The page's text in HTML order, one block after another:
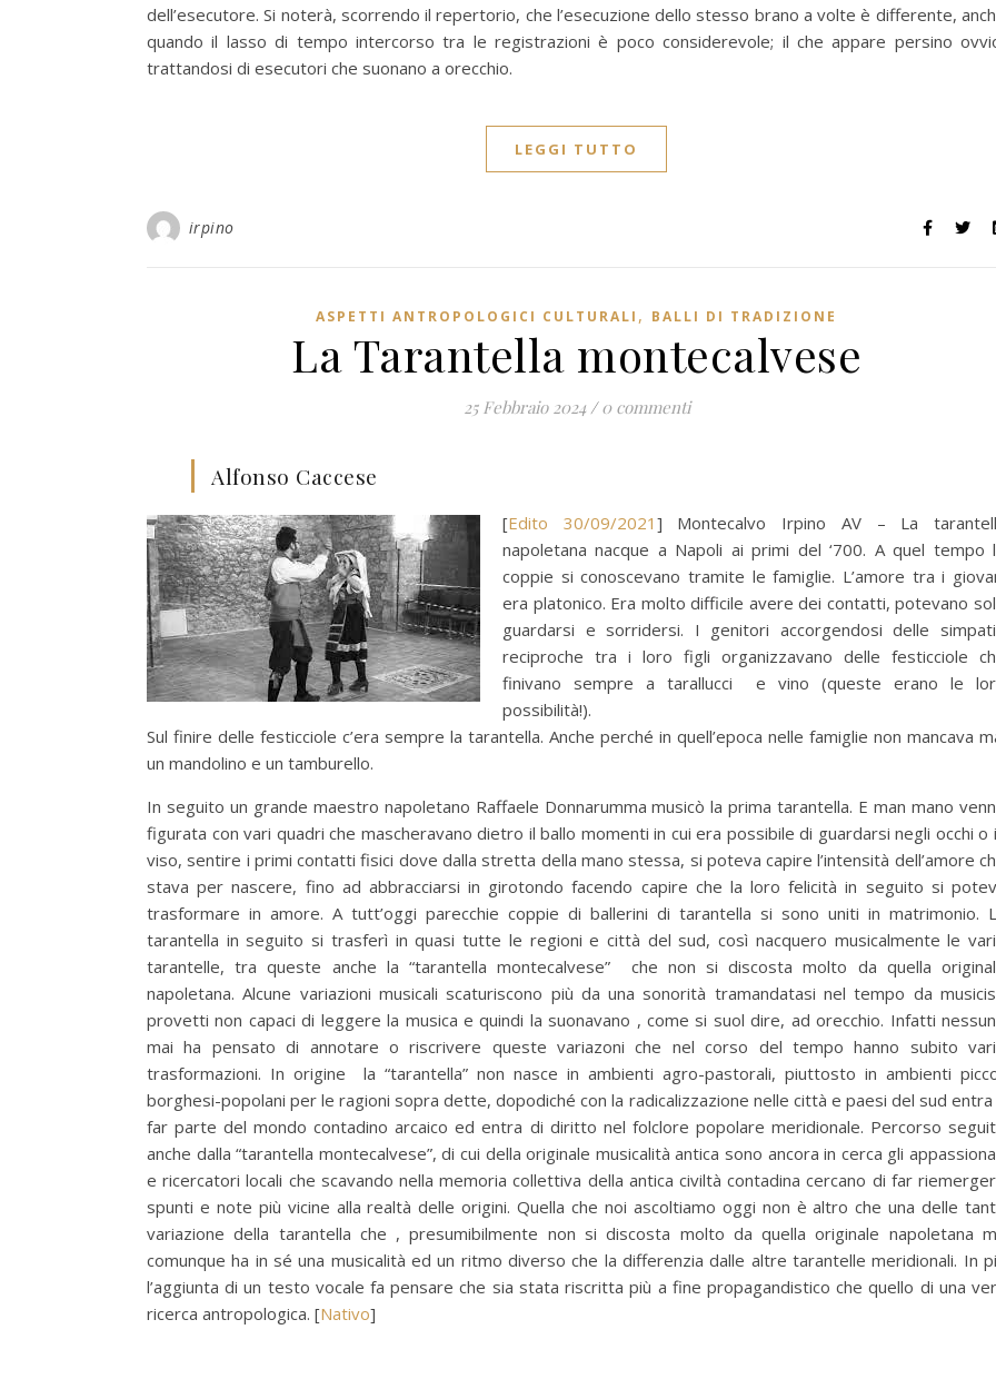
dell’esecutore. Si noterà, scorrendo il repertorio, che l’esecuzione dello stesso brano a volte è differente,
quando il lasso di tempo intercorso tra le registrazioni è poco considerevole; il che appare persino
trattandosi di esecutori che suonano a orecchio.
LEGGI TUTTO
irpino
ASPETTI ANTROPOLOGICI CULTURALI , BALLI DI TRADIZIONE
La Tarantella montecalvese
25 Febbraio 2024 / 0 commenti
Alfonso Caccese
[Edito 30/09/2021 ] Montecalvo Irpino AV – La
napoletana nacque a Napoli ai primi del ‘700. A quel tempo
coppie si conoscevano tramite le famiglie. L’amore tra i
era platonico. Era molto difficile avere dei contatti, potevano
guardarsi e sorridersi. I genitori accorgendosi delle
reciproche tra i loro figli organizzavano delle festicciole
finivano sempre a tarallucci e vino (queste erano le
possibilità!).
Sul finire delle festicciole c’era sempre la tarantella. Anche perché in quell’epoca nelle famiglie non mancava
un mandolino e un tamburello.
In seguito un grande maestro napoletano Raffaele Donnarumma musicò la prima tarantella. E man mano
figurata con vari quadri che mascheravano dietro il ballo momenti in cui era possibile di guardarsi negli occhi o
viso, sentire i primi contatti fisici dove dalla stretta della mano stessa, si poteva capire l’intensità dell’amore
stava per nascere, fino ad abbracciarsi in girotondo facendo capire che la loro felicità in seguito si
trasformare in amore. A tutt’oggi parecchie coppie di ballerini di tarantella si sono uniti in matrimonio.
tarantella in seguito si trasferì in quasi tutte le regioni e città del sud, così nacquero musicalmente le
tarantelle, tra queste anche la “tarantella montecalvese” che non si discosta molto da quella
napoletana. Alcune variazioni musicali scaturiscono più da una sonorità tramandatasi nel tempo da
provetti non capaci di leggere la musica e quindi la suonavano , come si suol dire, ad orecchio. Infatti
mai ha pensato di annotare o riscrivere queste variazoni che nel corso del tempo hanno subito
trasformazioni. In origine la “tarantella” non nasce in ambienti agro-pastorali, piuttosto in ambienti
borghesi-popolani per le ragioni sopra dette, dopodiché con la radicalizzazione nelle città e paesi del sud entra
far parte del mondo contadino arcaico ed entra di diritto nel folclore popolare meridionale. Percorso
anche dalla “tarantella montecalvese”, di cui della originale musicalità antica sono ancora in cerca gli
e ricercatori locali che scavando nella memoria collettiva della antica civiltà contadina cercano di far
spunti e note più vicine alla realtà delle origini. Quella che noi ascoltiamo oggi non è altro che una delle
variazione della tarantella che , presumibilmente non si discosta molto da quella originale napoletana
comunque ha in sé una musicalità ed un ritmo diverso che la differenzia dalle altre tarantelle meridionali. In
l’aggiunta di un testo vocale fa pensare che sia stata riscritta più a fine propagandistico che quello di una
ricerca antropologica. [Nativo]